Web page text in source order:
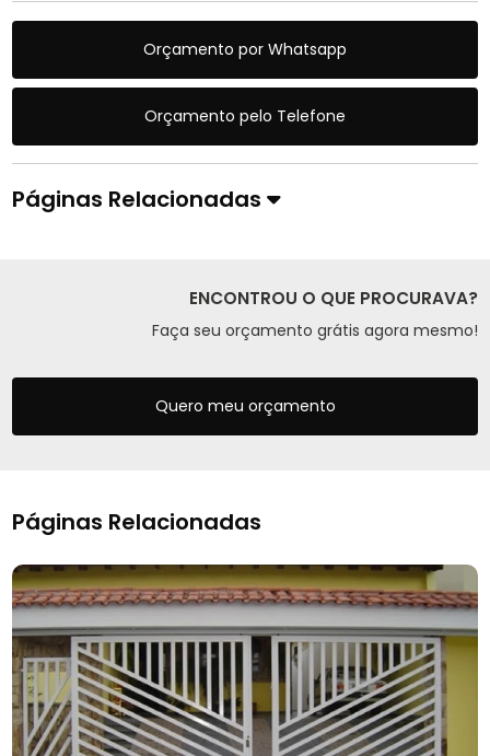
Orçamento por Whatsapp
Orçamento pelo Telefone
Páginas Relacionadas
ENCONTROU O QUE PROCURAVA?
Faça seu orçamento grátis agora mesmo!
Quero meu orçamento
Páginas Relacionadas